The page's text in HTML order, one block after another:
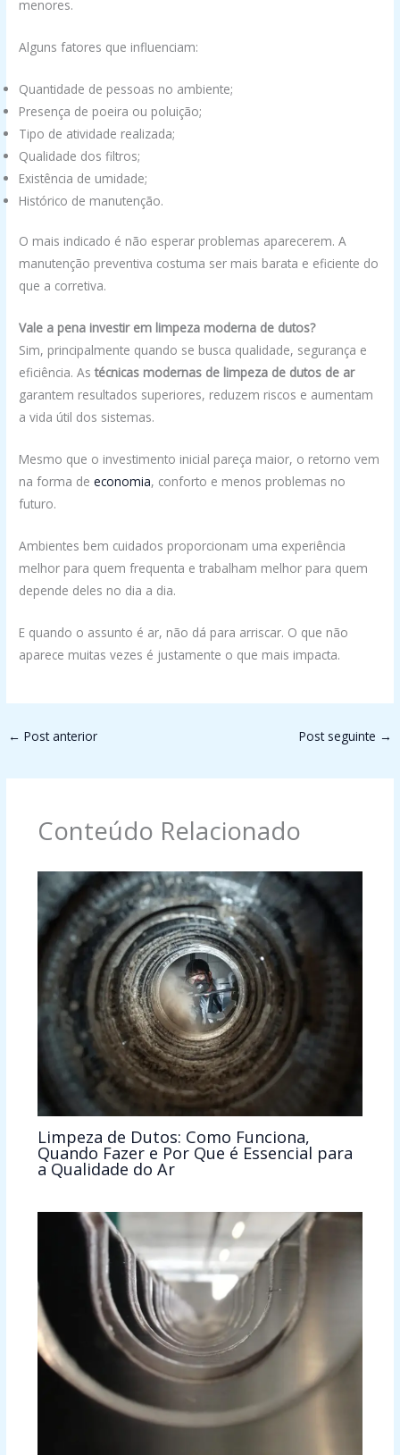
menores.
Alguns fatores que influenciam:
Quantidade de pessoas no ambiente;
Presença de poeira ou poluição;
Tipo de atividade realizada;
Qualidade dos filtros;
Existência de umidade;
Histórico de manutenção.
O mais indicado é não esperar problemas aparecerem. A
manutenção preventiva costuma ser mais barata e eficiente do
que a corretiva.
Vale a pena investir em limpeza moderna de dutos?
Sim, principalmente quando se busca qualidade, segurança e
eficiência. Astécnicas modernas de limpeza de dutos de ar
garantem resultados superiores, reduzem riscos e aumentam
a vida útil dos sistemas.
Mesmo que o investimento inicial pareça maior, o retorno vem
na forma deeconomia, conforto e menos problemas no
futuro.
Ambientes bem cuidados proporcionam uma experiência
melhor para quem frequenta e trabalham melhor para quem
depende deles no dia a dia.
E quando o assunto é ar, não dá para arriscar. O que não
aparece muitas vezes é justamente o que mais impacta.
← Post anterior Post seguinte →
Conteúdo Relacionado
Limpeza de Dutos: Como Funciona,
Quando Fazer e Por Que é Essencial para
a Qualidade do Ar